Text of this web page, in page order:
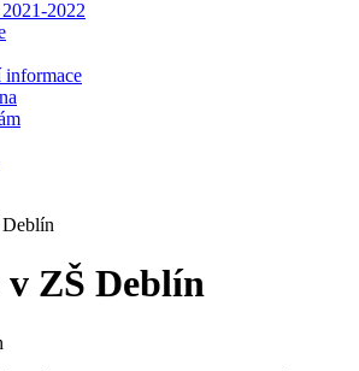
2022
ZŠ Deblín